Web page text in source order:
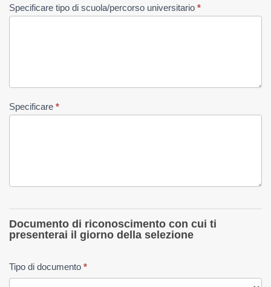
Specificare tipo di scuola/percorso universitario *
Specificare *
Documento di riconoscimento con cui ti
presenterai il giorno della selezione
Tipo di documento *